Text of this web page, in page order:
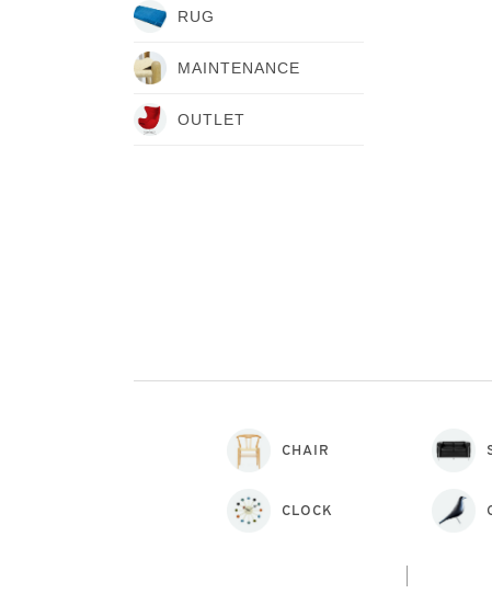
RUG
MAINTENANCE
OUTLET
CHAIR
CLOCK